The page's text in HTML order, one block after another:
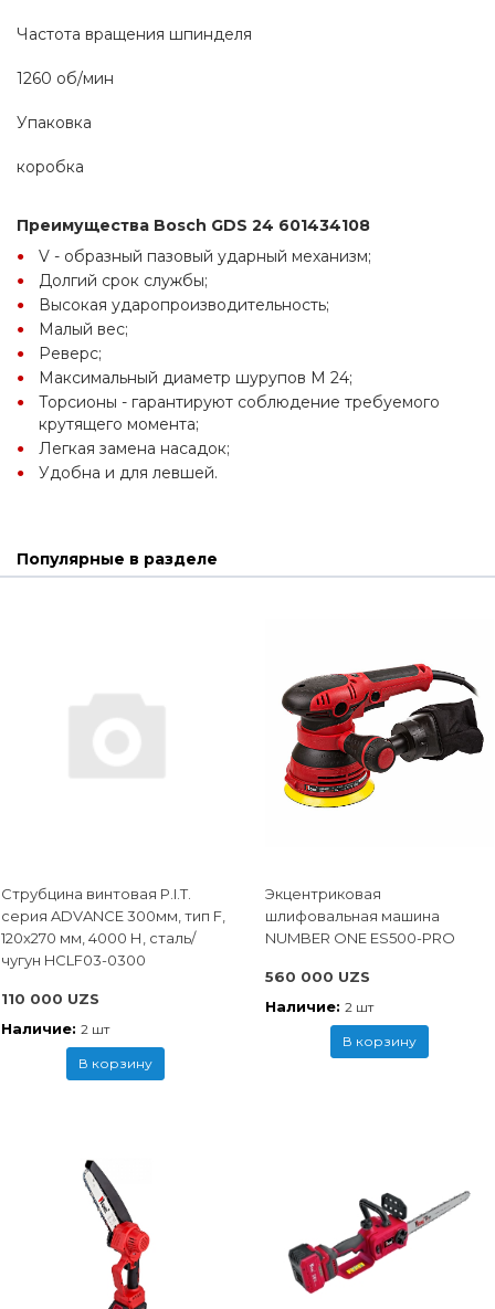
Частота вращения шпинделя
1260 об/мин
Упаковка
коробка
Преимущества Bosch GDS 24 601434108
V - образный пазовый ударный механизм;
Долгий срок службы;
Высокая ударопроизводительность;
Малый вес;
Реверс;
Максимальный диаметр шурупов М 24;
Торсионы - гарантируют соблюдение требуемого
крутящего момента;
Легкая замена насадок;
Удобна и для левшей.
Популярные в разделе
Струбцина винтовая P.I.T.
cерия ADVANCE 300мм, тип F,
120x270 мм, 4000 Н, сталь/
чугун HCLF03-0300
110 000 UZS
Наличие: 2 шт
В корзину
Экцентриковая
шлифовальная машина
NUMBER ONE ES500-PRO
560 000 UZS
Наличие: 2 шт
В корзину